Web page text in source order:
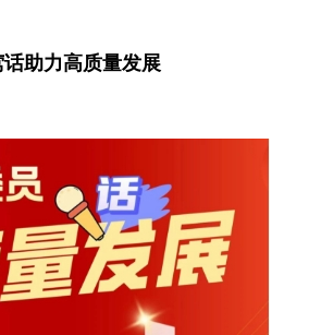
助力高质量发展